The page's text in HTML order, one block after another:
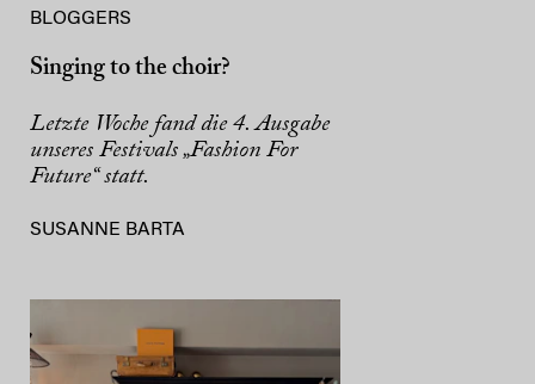
BLOGGERS
Singing to the choir?
Letzte Woche fand die 4. Ausgabe
unseres Festivals „Fashion For
Future“ statt.
SUSANNE BARTA